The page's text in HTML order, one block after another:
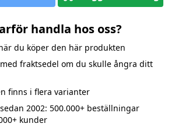
handla hos oss?
du köper den här produkten
fraktsedel om du skulle ångra ditt
finns i flera varianter
2002: 500.000+ beställningar
kunder